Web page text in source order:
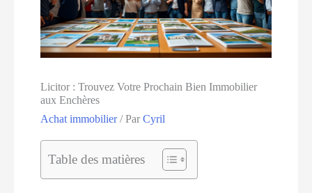
Licitor : Trouvez Votre Prochain Bien Immobilier
aux Enchères
Achat immobilier/ ParCyril
Table des matières